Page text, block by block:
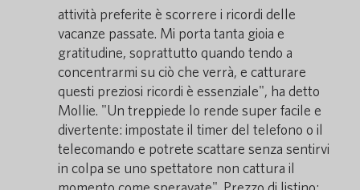
attività preferite è scorrere i ricordi delle
vacanze passate. Mi porta tanta gioia e
gratitudine, soprattutto quando tendo a
concentrarmi su ciò che verrà, e catturare
questi preziosi ricordi è essenziale", ha detto
Mollie. "Un treppiede lo rende super facile e
divertente: impostate il timer del telefono o il
telecomando e potrete scattare senza sentirvi
in colpa se uno spettatore non cattura il